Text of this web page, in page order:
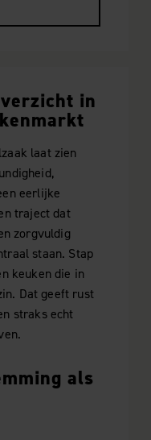
in
laat zien
eerlijke
traject dat
zorgvuldig
staan. Stap
keuken die in
Dat geeft rust
straks echt
als